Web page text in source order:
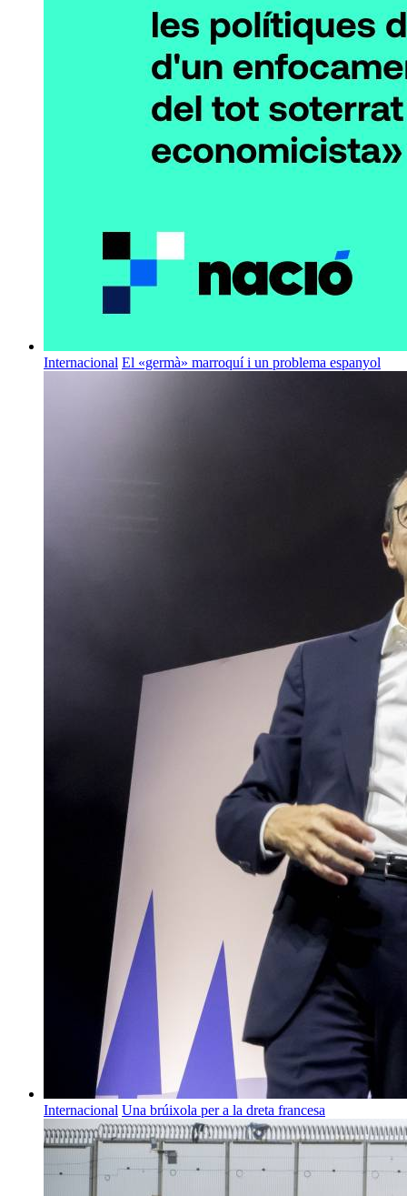
Internacional El «germà» marroquí i un problema espanyol
Internacional Una brúixola per a la dreta francesa